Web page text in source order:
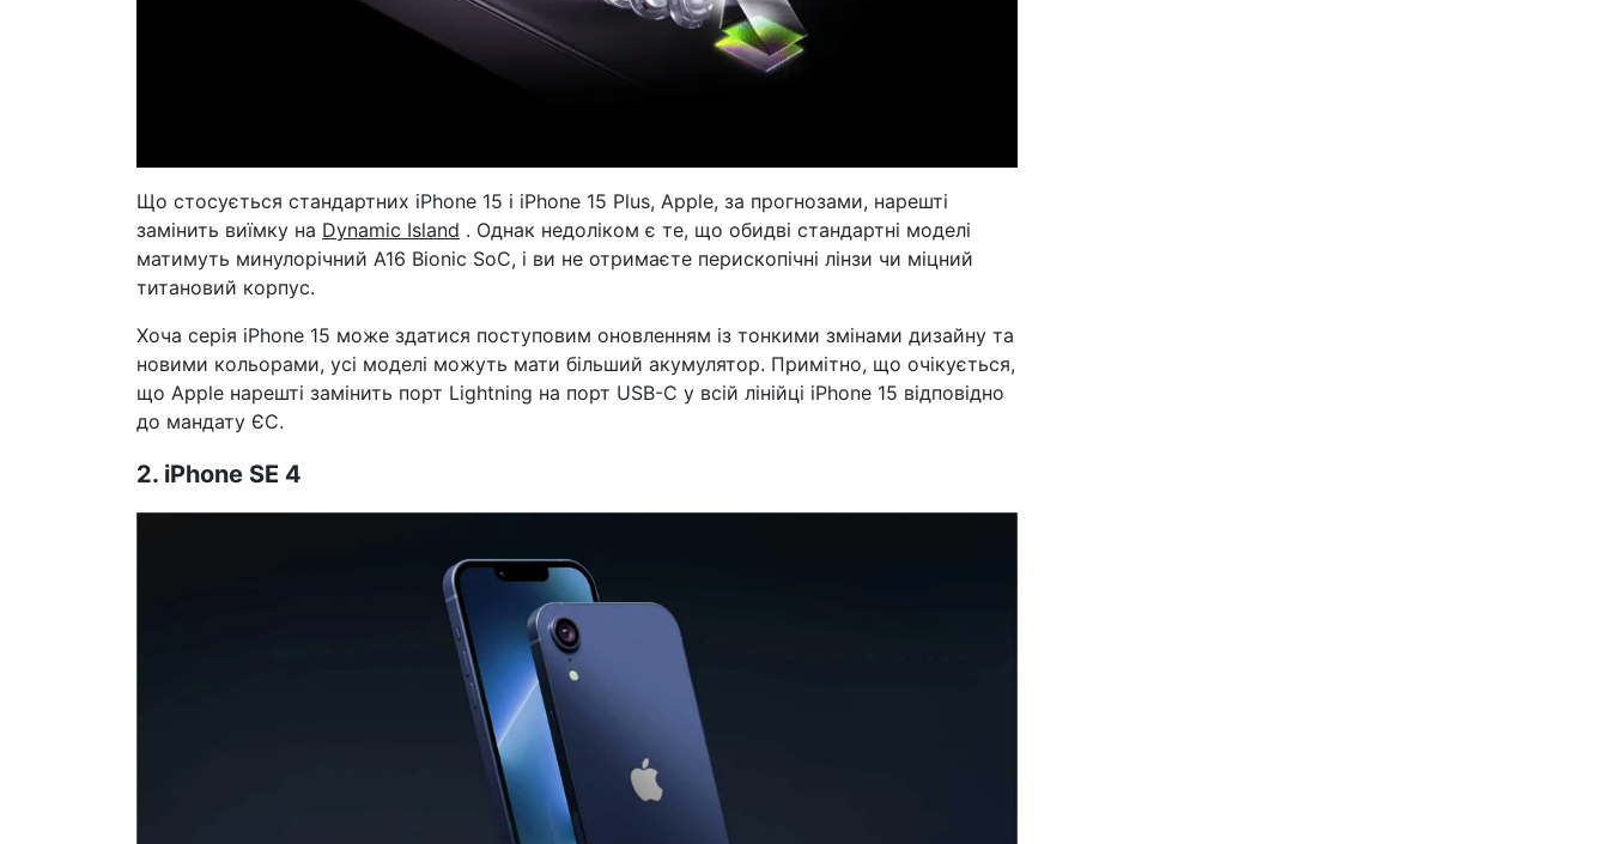
Що стосується стандартних iPhone 15 і iPhone 15 Plus, Apple, за прогнозами, нарешті
замінить виїмку на Dynamic Island . Однак недоліком є ​​те, що обидві стандартні моделі
матимуть минулорічний A16 Bionic SoC, і ви не отримаєте перископічні лінзи чи міцний
титановий корпус.
Хоча серія iPhone 15 може здатися поступовим оновленням із тонкими змінами дизайну та
новими кольорами, усі моделі можуть мати більший акумулятор. Примітно, що очікується,
що Apple нарешті замінить порт Lightning на порт USB-C у всій лінійці iPhone 15 відповідно
до мандату ЄС.
2. iPhone SE 4